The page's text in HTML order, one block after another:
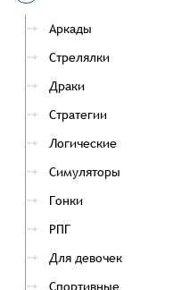
Аркады
Стрелялки
Драки
Стратегии
Логические
Симуляторы
Гонки
РПГ
Для девочек
Спортивные